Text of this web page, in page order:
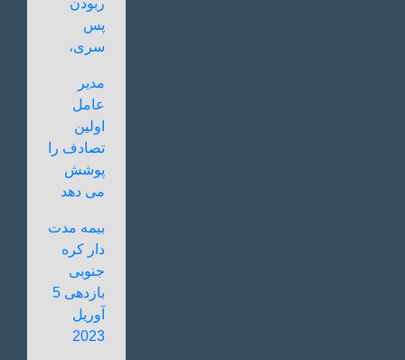
ربودن
پس
سری،
مدیر
عامل
اولین
تصادف را
پوشش
می دهد
بیمه مدت
دار کره
جنوبی
بازدهی 5
آوریل
2023